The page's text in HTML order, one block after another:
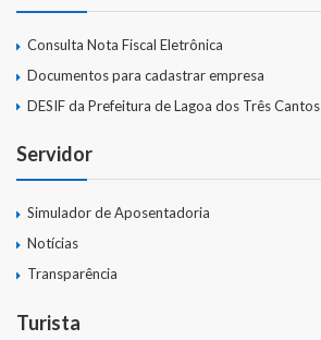
Consulta Nota Fiscal Eletrônica
Documentos para cadastrar empresa
DESIF da Prefeitura de Lagoa dos Três Cantos
Servidor
Simulador de Aposentadoria
Notícias
Transparência
Turista